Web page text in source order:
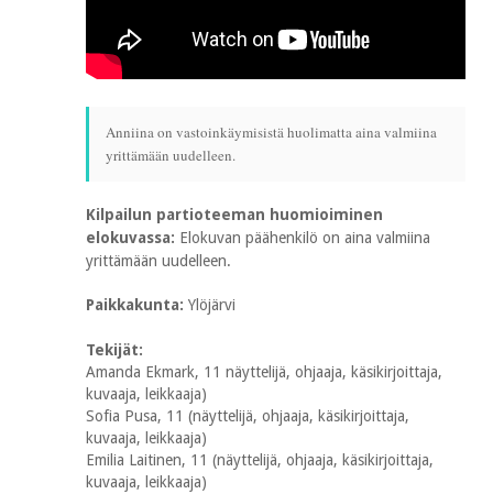
Anniina on vastoinkäymisistä huolimatta aina valmiina
yrittämään uudelleen.
Kilpailun partioteeman huomioiminen
elokuvassa: Elokuvan päähenkilö on aina valmiina
yrittämään uudelleen.
Paikkakunta: Ylöjärvi
Tekijät:
Amanda Ekmark, 11 näyttelijä, ohjaaja, käsikirjoittaja,
kuvaaja, leikkaaja)
Sofia Pusa, 11 (näyttelijä, ohjaaja, käsikirjoittaja,
kuvaaja, leikkaaja)
Emilia Laitinen, 11 (näyttelijä, ohjaaja, käsikirjoittaja,
kuvaaja, leikkaaja)